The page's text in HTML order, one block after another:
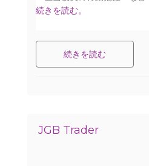
続きを読む。
続きを読む
JGB Trader